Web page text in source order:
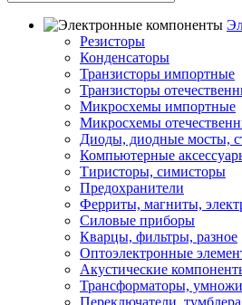
Резисторы
Конденсаторы
Транзисторы импортные
Транзисторы
Микросхемы импортные
Микросхемы
Диоды, диодные мосты,
Компьютерные
Тиристоры, симисторы
Предохранители
Ферриты, магниты,
Силовые приборы
Кварцы, фильтры, разное
Оптоэлектронные
Акустические
Трансформаторы,
Переключатели, тумблера